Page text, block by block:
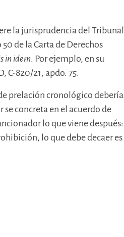
la jurisprudencia del Tribunal
de la Carta de Derechos
in idem. Por ejemplo, en su
C-820/21, apdo. 75.
prelación cronológico debería
concreta en el acuerdo de
lo que viene después:
lo que debe decaer es